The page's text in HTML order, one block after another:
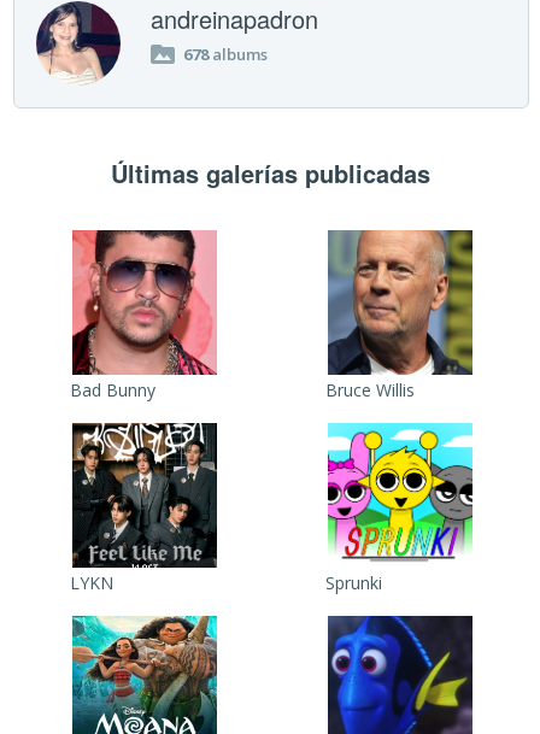
andreinapadron
678albums
Últimas galerías publicadas
Bad Bunny Bruce Willis
LYKN Sprunki